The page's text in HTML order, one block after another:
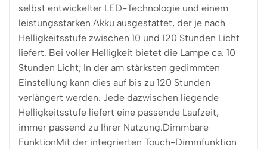
selbst entwickelter LED-Technologie und einem
leistungsstarken Akku ausgestattet, der je nach
Helligkeitsstufe zwischen 10 und 120 Stunden Licht
liefert. Bei voller Helligkeit bietet die Lampe ca. 10
Stunden Licht; In der am stärksten gedimmten
Einstellung kann dies auf bis zu 120 Stunden
verlängert werden. Jede dazwischen liegende
Helligkeitsstufe liefert eine passende Laufzeit,
immer passend zu Ihrer Nutzung.Dimmbare
FunktionMit der integrierten Touch-Dimmfunktion